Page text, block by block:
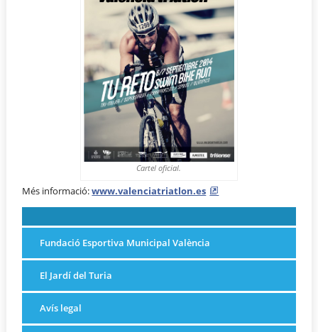
Cartel oficial.
Més informació:www.valenciatriatlon.es
Fundació Esportiva Municipal València
El Jardí del Turia
Avís legal